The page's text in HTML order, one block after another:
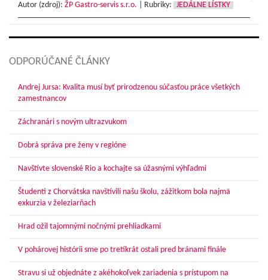
Autor (zdroj): ŽP Gastro-servis s.r.o. Rubriky: JEDÁLNE LÍSTKY
ODPORÚČANÉ ČLÁNKY
Andrej Jursa: Kvalita musí byť prirodzenou súčasťou práce všetkých
zamestnancov
Záchranári s novým ultrazvukom
Dobrá správa pre ženy v regióne
Navštívte slovenské Rio a kochajte sa úžasnými výhľadmi
Študenti z Chorvátska navštívili našu školu, zážitkom bola najmä
exkurzia v železiarňach
Hrad ožil tajomnými nočnými prehliadkami
V pohárovej histórii sme po tretíkrát ostali pred bránami finále
Stravu si už objednáte z akéhokoľvek zariadenia s prístupom na